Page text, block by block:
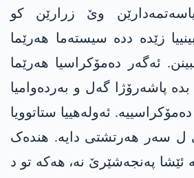
وێ زرارێن کو
زێدە ددە سیستەما ھەرێما
ئەگەر دەمۆکراسیا ھەرێما
پاشەرۆژا گەل و بەردەوامیا
ئەولەهییا ستاتوویا
ل سەر ھەرتشتی دایە. ھندەک
ئێشا پەنجەشێرێ نە، ھەکە تو د